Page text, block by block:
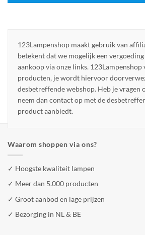
123Lampenshop maakt gebruik van
betekent dat we mogelijk een
aankoop via onze links. 123Lampenshop
producten, je wordt hiervoor
desbetreffende webshop. Heb je vragen
neem dan contact op met de
product aanbiedt.
Waarom shoppen via ons?
✓ Hoogste kwaliteit lampen
✓ Meer dan 5.000 producten
✓ Groot aanbod en lage prijzen
✓ Bezorging in NL & BE